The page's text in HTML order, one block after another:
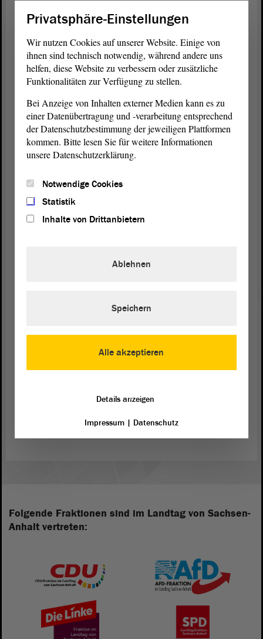
Wir sind uns der Situation bewusst. Es gab eine
schwierige Situation der MF AG. Wir mussten
nicht zu einer Insolvenz kommt. Sie wissen, dass
wir über eine finanzielle Transaktion im
Haushaltsplanfür die Jahre 2025 und 2026 im Jahr
2025 rund 19 Millionen € mit hineingegeben haben
und dass das Land Sachsen mit einem weitaus
höheren Betrag, entsprechend den Prozentsätzen
der Beteiligung an der MF AG, dafür aufkommt
das bezieht sich auf die Jahre 2025 und 2026 und
dass daraufhin auch die Banken bereit waren, das
den weiteren Kosten, die verursacht werden und
beglichen werden müssen.
insgesamt mit der MF AG weitergeht. Ob sich
auch kommuniziert , dass wir uns an den Verlusten
Folgende Fraktionen sind im Landtag von Sachsen-
Anhalt vertreten:
Privatsphäre-Einstellungen
Wir nutzen Cookies auf unserer Website. Einige von
ihnen sind technisch notwendig, während andere uns
helfen, diese Website zu verbessern oder zusätzliche
Funktionalitäten zur Verfügung zu stellen.
Bei Anzeige von Inhalten externer Medien kann es zu
einer Datenübertragung und -verarbeitung entsprechend
der Datenschutzbestimmung der jeweiligen Plattformen
kommen. Bitte lesen Sie für weitere Informationen
unsere Datenschutzerklärung.
Notwendige Cookies
Statistik
Inhalte von Drittanbietern
Alle akzeptieren
Ablehnen
Speichern
Details anzeigen
Impressum| Datenschutz